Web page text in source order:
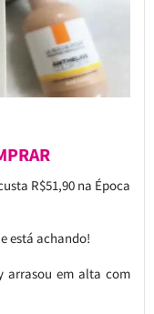
R$51,90 na Época
está achando!
arrasou em alta com